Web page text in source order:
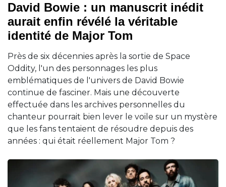
David Bowie : un manuscrit inédit
aurait enfin révélé la véritable
identité de Major Tom
Près de six décennies après la sortie de Space
Oddity, l'un des personnages les plus
emblématiques de l'univers de David Bowie
continue de fasciner. Mais une découverte
effectuée dans les archives personnelles du
chanteur pourrait bien lever le voile sur un mystère
que les fans tentaient de résoudre depuis des
années : qui était réellement Major Tom ?